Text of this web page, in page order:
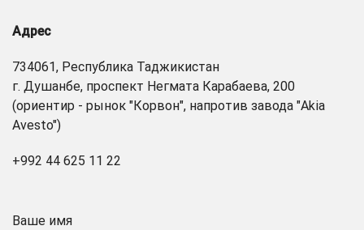
Адрес
734061, Республика Таджикистан
г. Душанбе, проспект Негмата Карабаева, 200
(ориентир - рынок "Корвон", напротив завода "Akia
Avesto")
+992 44 625 11 22
Ваше имя